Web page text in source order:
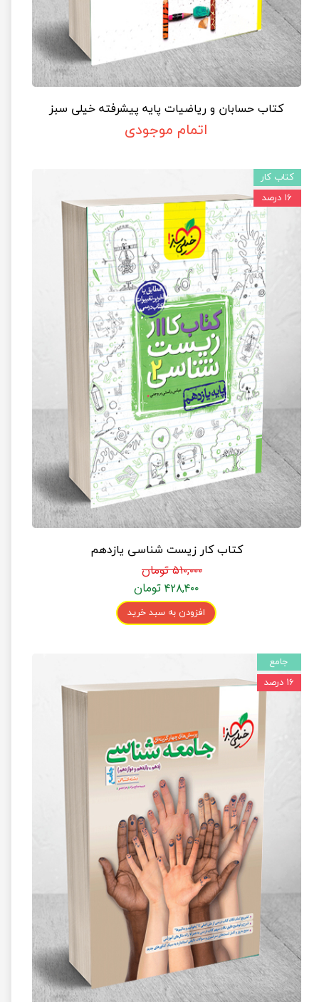
کتاب حسابان و ریاضیات پایه پیشرفته خیلی سبز
اتمام موجودی
کتاب کار زیست شناسی یازدهم
۵۱۰,۰۰۰ تومان
۴۲۸,۴۰۰ تومان
افزودن به سبد خرید
کتاب کار
۱۶ درصد
جامع
۱۶ درصد